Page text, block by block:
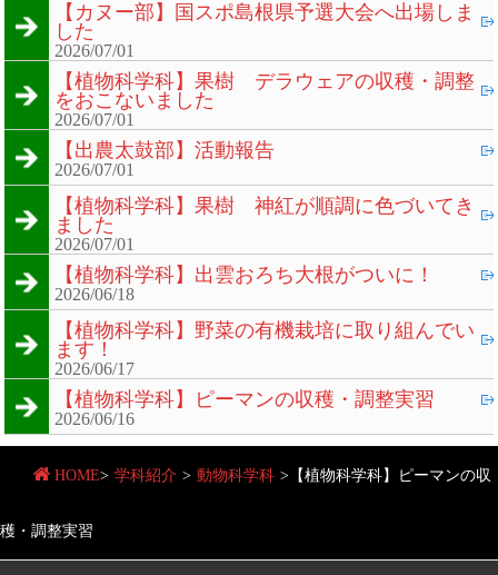
【カヌー部】国スポ島根県予選大会へ出場しま
した
2026/07/01
【植物科学科】果樹 デラウェアの収穫・調整
をおこないました
2026/07/01
【出農太鼓部】活動報告
2026/07/01
【植物科学科】果樹 神紅が順調に色づいてき
ました
2026/07/01
【植物科学科】出雲おろち大根がついに！
2026/06/18
【植物科学科】野菜の有機栽培に取り組んでい
ます！
2026/06/17
【植物科学科】ピーマンの収穫・調整実習
2026/06/16
HOME> 学科紹介 > 動物科学科 > 【植物科学科】ピーマンの収
穫・調整実習